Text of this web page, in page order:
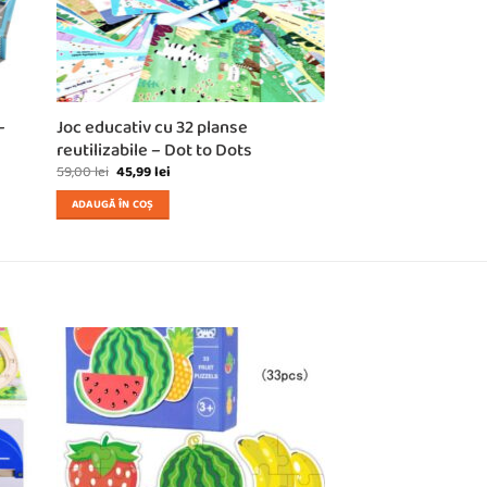
Joc educativ cu 32 planse
reutilizabile – Dot to Dots
59,00lei Prețul
inițial
a
fost:
59,00 lei.
45,99leiPrețul
ADAUGĂ ÎN COȘ